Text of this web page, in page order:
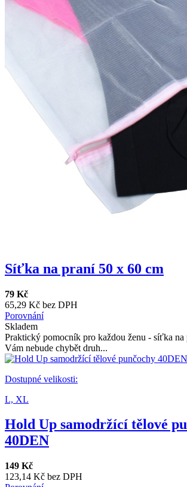
Síťka na praní 50 x 60 cm
79 Kč
65,29 Kč bez DPH
Porovnání
Skladem
Praktický pomocník pro každou ženu - síťka
Vám nebude chybět druh...
Dostupné velikosti:
L, XL
Hold Up samodržící tělové
40DEN
149 Kč
123,14 Kč bez DPH